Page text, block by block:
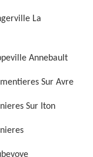
La
Annebault
Sur Avre
Sur Iton